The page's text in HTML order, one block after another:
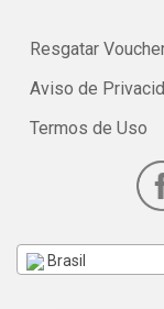
Resgatar
Aviso de
Termos de Uso
Brasil